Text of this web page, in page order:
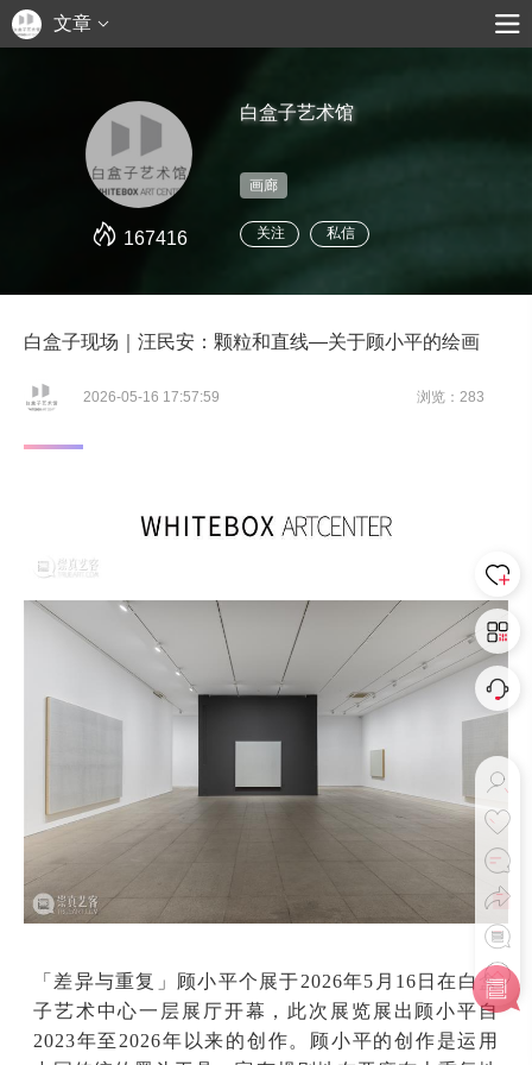
文章
167416
白盒子艺术馆
画廊
关注 私信
白盒子现场｜汪民安：颗粒和直线—关于顾小平的绘画
2026-05-16 17:57:59 浏览：283
「差异与重复」顾小平个展于2026年5月16日在白盒
子艺术中心一层展厅开幕，此次展览展出顾小平自
2023年至2026年以来的创作。顾小平的创作是运用